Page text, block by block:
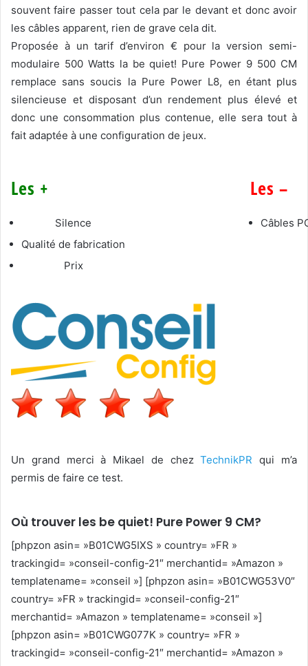
souvent faire passer tout cela par le devant et donc avoir
les câbles apparent, rien de grave cela dit.
Proposée à un tarif d’environ € pour la version semi-
modulaire 500 Watts la be quiet! Pure Power 9 500 CM
remplace sans soucis la Pure Power L8, en étant plus
silencieuse et disposant d’un rendement plus élevé et
donc une consommation plus contenue, elle sera tout à
fait adaptée à une configuration de jeux.
Les +
Silence
Qualité de fabrication
Prix
Les –
Câbles
Un grand merci à Mikael de chezTechnikPR qui m’a
permis de faire ce test.
Où trouver les be quiet! Pure Power 9 CM?
[phpzon asin= »B01CWG5IXS » country= »FR »
trackingid= »conseil-config-21″ merchantid= »Amazon »
templatename= »conseil »] [phpzon asin= »B01CWG53V0″
country= »FR » trackingid= »conseil-config-21″
merchantid= »Amazon » templatename= »conseil »]
[phpzon asin= »B01CWG077K » country= »FR »
trackingid= »conseil-config-21″ merchantid= »Amazon »